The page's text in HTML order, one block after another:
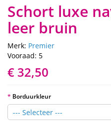
Schort luxe
leer bruin
Merk: Premier
Vooraad: 5
€ 32,50
Borduurkleur
--- Selecteer ---